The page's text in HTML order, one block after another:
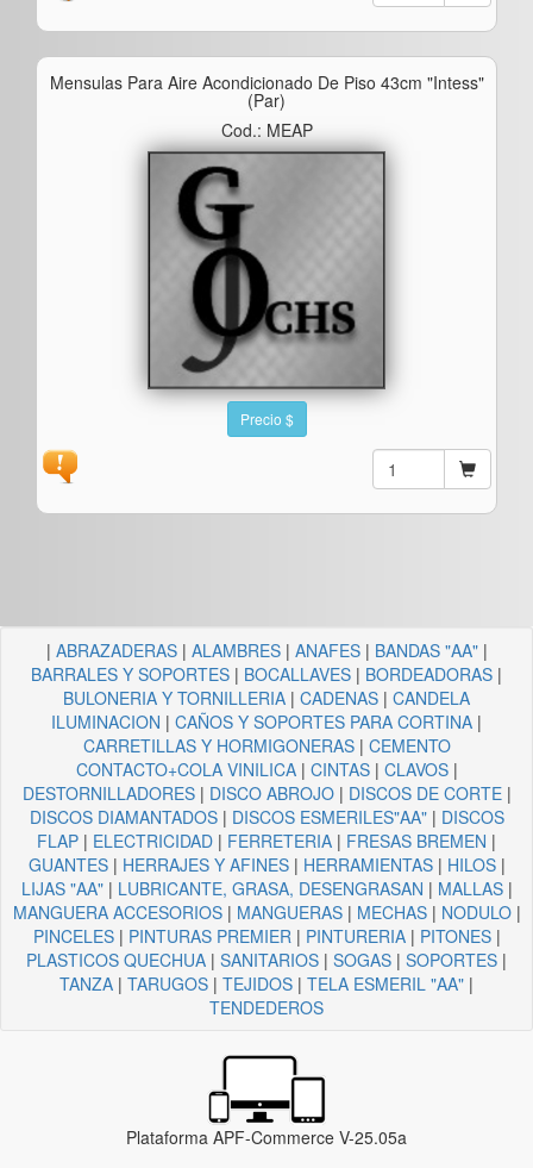
Mensulas Para Aire Acondicionado De Piso 43cm "intess"
(par)
Cod.: MEAP
Precio $
| ABRAZADERAS| ALAMBRES| ANAFES| BANDAS "AA"|
BARRALES Y SOPORTES | BOCALLAVES | BORDEADORAS |
BULONERIA Y TORNILLERIA | CADENAS | CANDELA
ILUMINACION | CAÑOS Y SOPORTES PARA CORTINA |
CARRETILLAS Y HORMIGONERAS| CEMENTO
CONTACTO+COLA VINILICA| CINTAS| CLAVOS|
DESTORNILLADORES| DISCO ABROJO| DISCOS DE CORTE|
DISCOS DIAMANTADOS| DISCOS ESMERILES"AA"| DISCOS
FLAP | ELECTRICIDAD | FERRETERIA | FRESAS BREMEN |
GUANTES| HERRAJES Y AFINES| HERRAMIENTAS| HILOS|
LIJAS "AA"| LUBRICANTE, GRASA, DESENGRASAN | MALLAS|
MANGUERA ACCESORIOS| MANGUERAS| MECHAS| NODULO|
PINCELES| PINTURAS PREMIER | PINTURERIA| PITONES|
PLASTICOS QUECHUA | SANITARIOS | SOGAS | SOPORTES |
TANZA | TARUGOS | TEJIDOS | TELA ESMERIL "AA" |
TENDEDEROS
Plataforma APF-Commerce V-25.05a